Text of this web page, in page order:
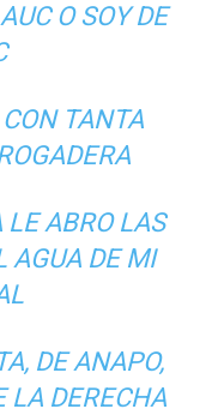
O SOY DE
TANTA
LE ABRO LAS
AGUA DE MI
DE ANAPO,
LA DERECHA